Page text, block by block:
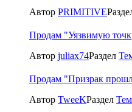
Автор PRIMITIVE
Продам "Уязвимую
Автор juliax74Раздел
Продам "Призрак
Автор TweeKРаздел